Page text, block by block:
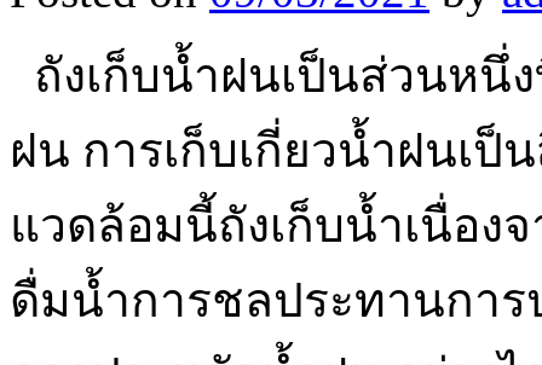
ถังเก็บน้ำฝนเป็นส่วนหนึ่
ฝน การเก็บเกี่ยวน้ำฝนเป็
แวดล้อมนี้ถังเก็บน้ำเนื่อง
ดื่มน้ำการชลประทานกา